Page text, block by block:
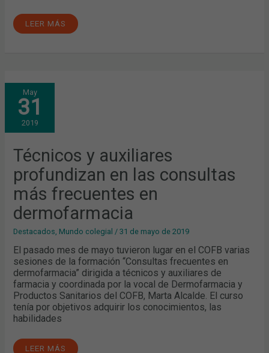
LEER MÁS
May
31
2019
Técnicos y auxiliares
profundizan en las consultas
más frecuentes en
dermofarmacia
Destacados Mundo colegial /31 de mayo de 2019
El pasado mes de mayo tuvieron lugar en el COFB varias
sesiones de la formación “Consultas frecuentes en
dermofarmacia” dirigida a técnicos y auxiliares de
farmacia y coordinada por la vocal de Dermofarmacia y
Productos Sanitarios del COFB, Marta Alcalde. El curso
tenía por objetivos adquirir los conocimientos, las
habilidades
TÉCNICOS
Y
AUXILIARES
PROFUNDIZAN
EN
LAS
CONSULTAS
FRECUENTES
EN
DERMOFARMACIA
LEER MÁS